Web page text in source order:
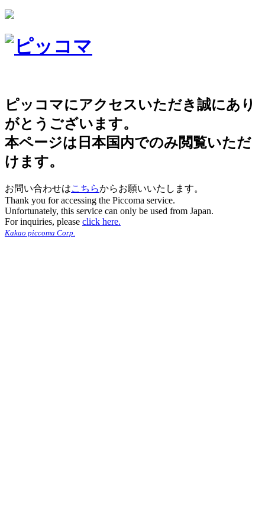
ピッコマにアクセスいただき誠にあり
がとうございます。
本ページは日本国内でのみ閲覧いただ
けます。
お問い合わせはこちらからお願いいたします。
Thank you for accessing the Piccoma service.
Unfortunately, this service can only be used from Japan.
For inquiries, please click here.
Kakao piccoma Corp.